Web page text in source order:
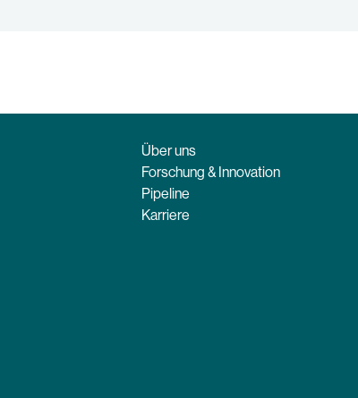
Über uns
Forschung & Innovation
Pipeline
Karriere